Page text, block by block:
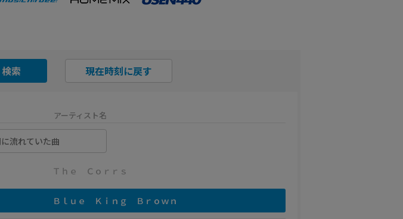
検索 現在時刻に戻す
アーティスト名
流れていた曲
Ｔｈｅ Ｃｏｒｒｓ
Ｂｌｕｅ Ｋｉｎｇ Ｂｒｏｗｎ